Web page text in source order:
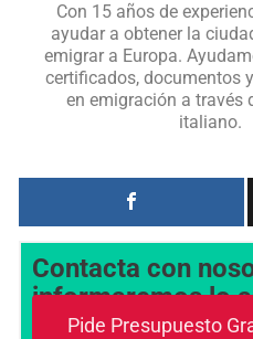
Con 15 años de
ayudar a obtener la
emigrar a Europa.
certificados, documentos
en emigración a través
italiano.
Contacta con
informaremos lo
Pide Presupuesto